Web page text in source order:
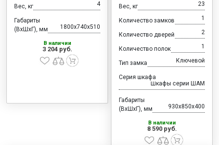
Вес, кг 4
Габариты
(ВхШхГ), мм
1800x740x510
В наличии
3 204 руб.
Вес, кг 23
Количество замков 1
Количество дверей 2
Количество полок 1
Тип замка Ключевой
Серия шкафа
Шкафы серии ШАМ
Габариты
(ВхШхГ), мм
930x850x400
В наличии
8 590 руб.